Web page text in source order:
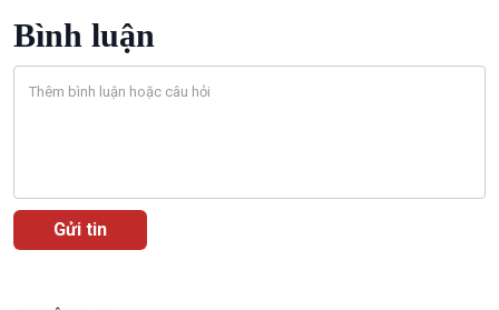
Diễn đàn chủ nhật
Bình luận